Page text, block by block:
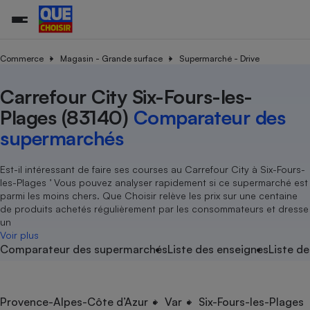
Commerce Magasin - Grande surface Supermarché - Drive
Carrefour City Six-Fours-les-
Plages (83140) Comparateur des
supermarchés
Est-il intéressant de faire ses courses au Carrefour City à Six-Fours-
les-Plages ’ Vous pouvez analyser rapidement si ce supermarché est
parmi les moins chers. Que Choisir relève les prix sur une centaine
de produits achetés régulièrement par les consommateurs et dresse
un
Voir plus
Comparateur des supermarchésListe des enseignesListe
Provence-Alpes-Côte d’Azur Var Six-Fours-les-Plages
Agriculture
Produit alimentaire
Achat - Vente - Location
Carburant
Magasin - Grande surface
Marketing - Fidélisation
Organismes de défense
Système judiciairegratuit
Air
Eau
Achat - Vente - Travaux
Location
Sport
Vacances - Tourisme
électrique
Démarche administrative
Senior
Service marchand
Train
Transport aérien
Toutes les actualités
Enquêtes
Guides d'achat
Conseils
Brèves
Tous les services
Soumettre un litige
Lettres types
Rencontrer une association locale
Tous nos combats
Nos actions
Nos grandes victoires
Les billets de la présidente
Nos associations locales
Nous rejoindre
En savoir plus sur Que Choisir Ensemble
nous ?
L’association
Nos missions
Notre méthodologie
Notre financement
Nos partenaires
Nous rejoindre